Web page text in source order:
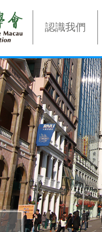
認識我們